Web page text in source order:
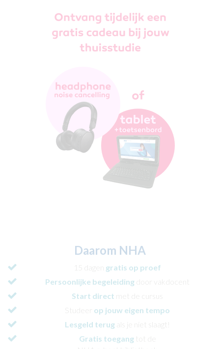
Daarom NHA
15 dagen gratis op proef
Persoonlijke begeleiding door vakdocent
Start direct met de cursus
Studeer op jouw eigen tempo
Lesgeld terug als je niet slaagt!
Gratis toegangtot de